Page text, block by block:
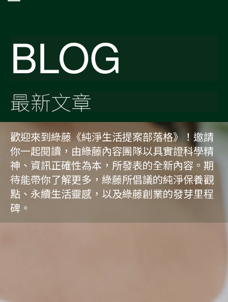
BLOG
最新文章
歡迎來到綠藤《純淨生活提案部落格》！邀請
你一起閱讀，由綠藤內容團隊以具實證科學精
神、資訊正確性為本，所發表的全新內容。期
待能帶你了解更多，綠藤所倡議的純淨保養觀
點、永續生活靈感，以及綠藤創業的發芽里程
碑。